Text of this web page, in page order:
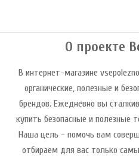
О проекте
В интернет-магазине
органические, полезные и
брендов. Ежедневно вы
купить безопасные и полезные
Наша цель - помочь вам
отбираем для вас только